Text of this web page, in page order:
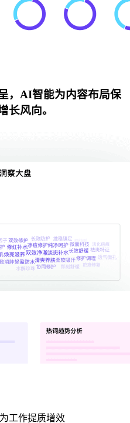
，AI智能为内容布局保
长风向。
工作提质增效